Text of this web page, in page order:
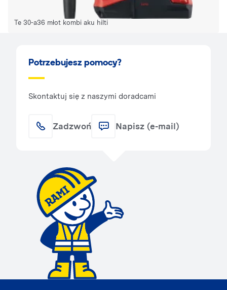
Te 30-a36 młot kombi aku hilti
Potrzebujesz pomocy?
Skontaktuj się z naszymi doradcami
Zadzwoń Napisz (e-mail)